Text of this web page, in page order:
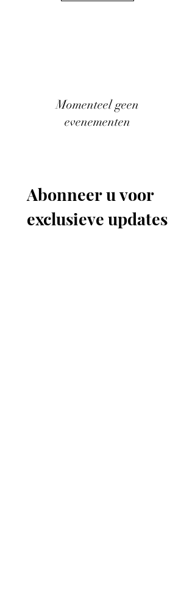
Momenteel geen
evenementen
Abonneer u voor
exclusieve updates